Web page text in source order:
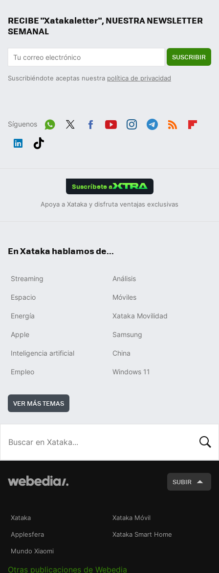
RECIBE "Xatakaletter", NUESTRA NEWSLETTER
SEMANAL
SUSCRIBIR
Suscribiéndote aceptas nuestra política de privacidad
Síguenos
Wh
Suscríbete a
Apoya a Xataka y disfruta ventajas exclusivas
En Xataka hablamos de...
Streaming Análisis
Espacio Móviles
Energía Xataka Movilidad
Apple Samsung
Inteligencia artificial China
Empleo Windows 11
VER MÁS TEMAS
SUBIR
Xataka Xataka Móvil
Applesfera Xataka Smart Home
Mundo Xiaomi
Otras publicaciones de Webedia